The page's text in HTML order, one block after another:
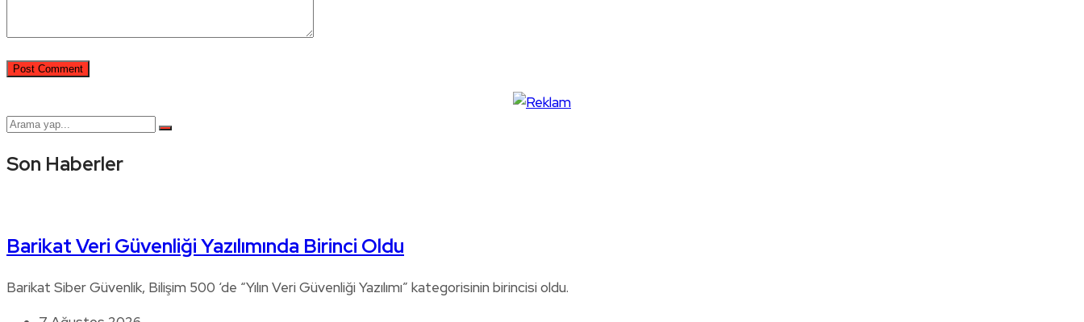
Son Haberler
Barikat Veri Güvenliği Yazılımında Birinci Oldu
Barikat Siber Güvenlik, Bilişim 500 ‘de “Yılın Veri Güvenliği Yazılımı” kategorisinin birincisi oldu.